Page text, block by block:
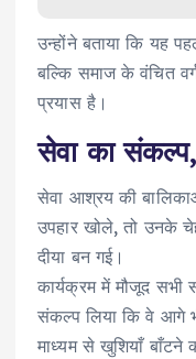
उन्होंने बताया कि यह
बल्कि समाज के वंचित
प्रयास है।
सेवा का
सेवा आश्रय की
उपहार खोले, तो उनके
दीया बन गई।
कार्यक्रम में मौजूद
संकल्प लिया कि वे आगे
माध्यम से खुशियाँ बाँटने